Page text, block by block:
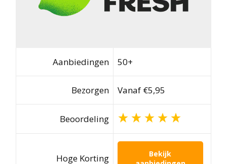
Aanbiedingen 50+
Bezorgen Vanaf €5,95
Beoordeling
Hoge Korting
Bekijk